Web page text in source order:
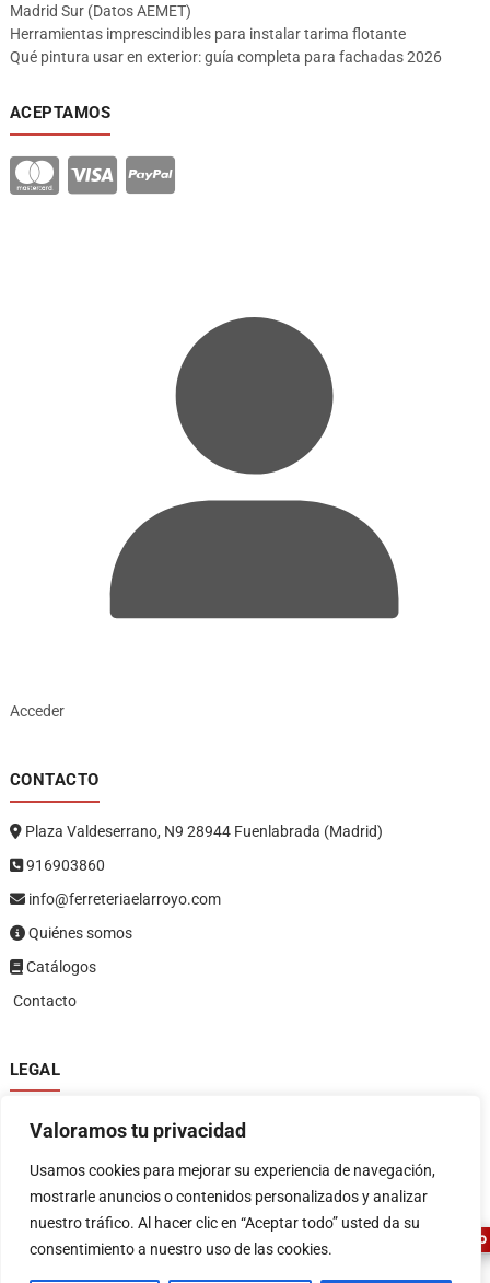
Valoramos tu privacidad
Usamos cookies para mejorar su experiencia de navegación,
mostrarle anuncios o contenidos personalizados y analizar
nuestro tráfico. Al hacer clic en “Aceptar todo” usted da su
consentimiento a nuestro uso de las cookies.
Madrid Sur (Datos AEMET)
Herramientas imprescindibles para instalar tarima flotante
Qué pintura usar en exterior: guía completa para fachadas 2026
ACEPTAMOS
Acceder
CONTACTO
Plaza Valdeserrano, N9 28944 Fuenlabrada (Madrid)
916903860
info@ferreteriaelarroyo.com
Quiénes somos
Catálogos
Contacto
LEGAL
Política de privacidad
Política de devoluciones y reembolsos
Términos y condiciones
ASESOR FERRETERO